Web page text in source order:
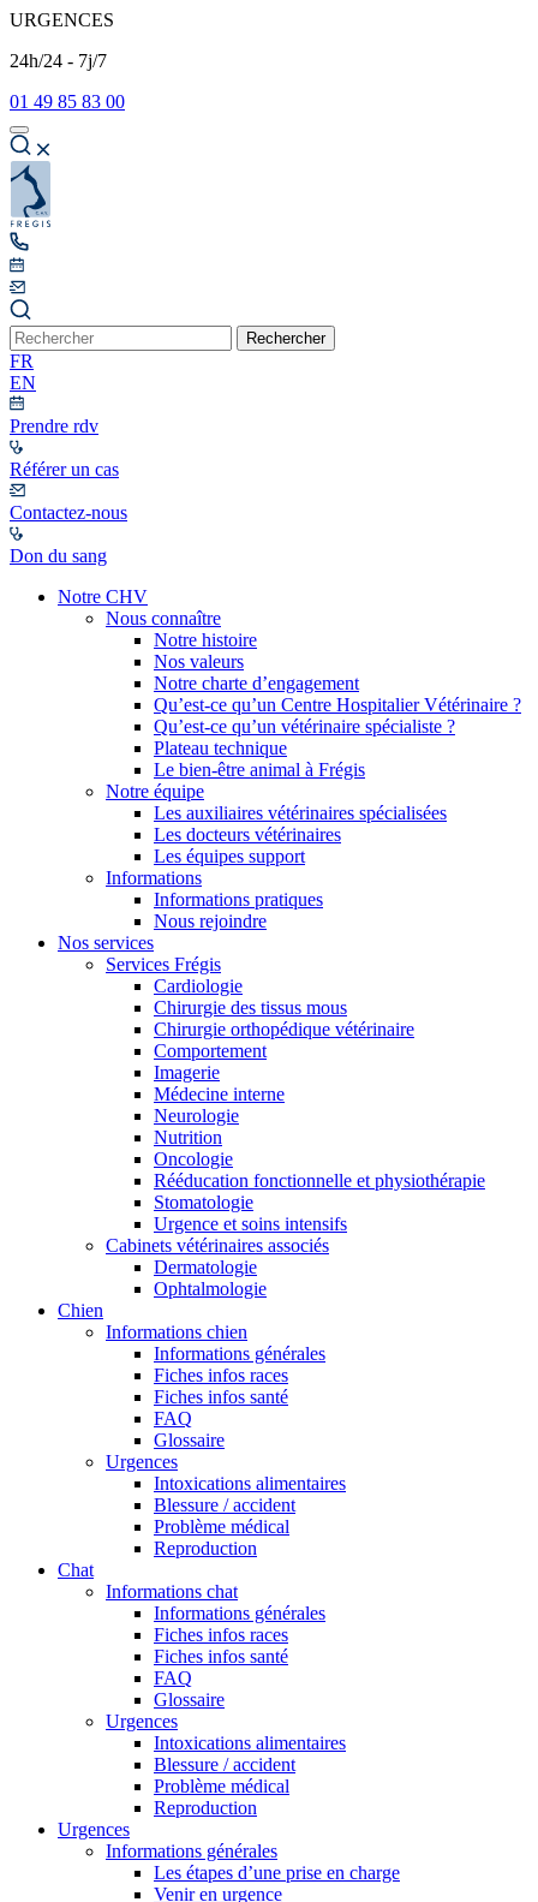
URGENCES
24h/24 - 7j/7
01 49 85 83 00
Rechercher
FR
EN
Prendre rdv
Référer un cas
Contactez-nous
Don du sang
Notre CHV
Nous connaître
Notre histoire
Nos valeurs
Notre charte d’engagement
Qu’est-ce qu’un Centre Hospitalier Vétérinaire ?
Qu’est-ce qu’un vétérinaire spécialiste ?
Plateau technique
Le bien-être animal à Frégis
Notre équipe
Les auxiliaires vétérinaires spécialisées
Les docteurs vétérinaires
Les équipes support
Informations
Informations pratiques
Nous rejoindre
Nos services
Services Frégis
Cardiologie
Chirurgie des tissus mous
Chirurgie orthopédique vétérinaire
Comportement
Imagerie
Médecine interne
Neurologie
Nutrition
Oncologie
Rééducation fonctionnelle et physiothérapie
Stomatologie
Urgence et soins intensifs
Cabinets vétérinaires associés
Dermatologie
Ophtalmologie
Chien
Informations chien
Informations générales
Fiches infos races
Fiches infos santé
FAQ
Glossaire
Urgences
Intoxications alimentaires
Blessure / accident
Problème médical
Reproduction
Chat
Informations chat
Informations générales
Fiches infos races
Fiches infos santé
FAQ
Glossaire
Urgences
Intoxications alimentaires
Blessure / accident
Problème médical
Reproduction
Urgences
Informations générales
Les étapes d’une prise en charge
Venir en urgence